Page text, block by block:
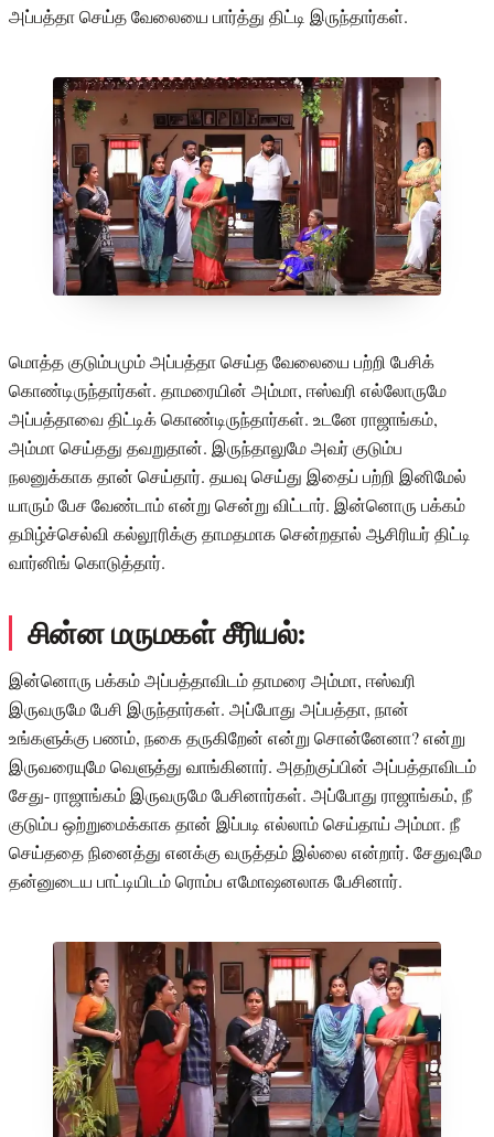
அப்பத்தா செய்த வேலையை பார்த்து திட்டி இருந்தார்கள்.
மொத்த குடும்பமும் அப்பத்தா செய்த வேலையை பற்றி பேசிக்
கொண்டிருந்தார்கள். தாமரையின் அம்மா, ஈஸ்வரி எல்லோருமே
அப்பத்தாவை திட்டிக் கொண்டிருந்தார்கள். உடனே ராஜாங்கம்,
அம்மா செய்தது தவறுதான். இருந்தாலுமே அவர் குடும்ப
நலனுக்காக தான் செய்தார். தயவு செய்து இதைப் பற்றி இனிமேல்
யாரும் பேச வேண்டாம் என்று சென்று விட்டார். இன்னொரு பக்கம்
தமிழ்ச்செல்வி கல்லூரிக்கு தாமதமாக சென்றதால் ஆசிரியர் திட்டி
வார்னிங் கொடுத்தார்.
சின்ன மருமகள் சீரியல்:
இன்னொரு பக்கம் அப்பத்தாவிடம் தாமரை அம்மா, ஈஸ்வரி
இருவருமே பேசி இருந்தார்கள். அப்போது அப்பத்தா, நான்
உங்களுக்கு பணம், நகை தருகிறேன் என்று சொன்னேனா? என்று
இருவரையுமே வெளுத்து வாங்கினார். அதற்குப்பின் அப்பத்தாவிடம்
சேது- ராஜாங்கம் இருவருமே பேசினார்கள். அப்போது ராஜாங்கம், நீ
குடும்ப ஒற்றுமைக்காக தான் இப்படி எல்லாம் செய்தாய் அம்மா. நீ
செய்ததை நினைத்து எனக்கு வருத்தம் இல்லை என்றார். சேதுவுமே
தன்னுடைய பாட்டியிடம் ரொம்ப எமோஷனலாக பேசினார்.